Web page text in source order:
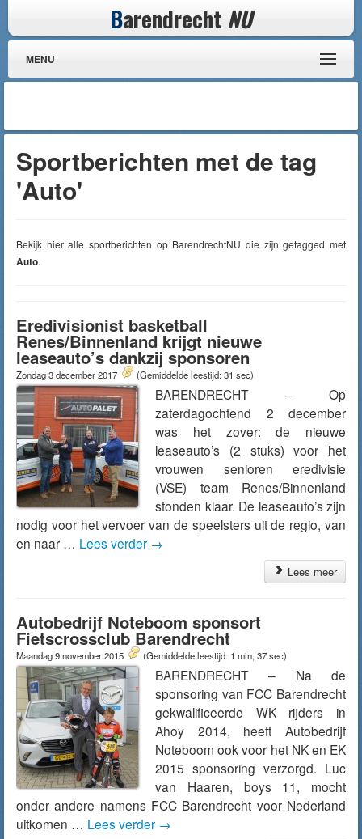
Barendrecht NU
MENU
Sportberichten met de tag
'Auto'
Bekijk hier alle sportberichten op BarendrechtNU die zijn getagged met
Auto.
Eredivisionist basketball
Renes/Binnenland krijgt nieuwe
leaseauto’s dankzij sponsoren
Zondag 3 december 2017 (Gemiddelde leestijd: 31 sec)
BARENDRECHT – Op
zaterdagochtend 2 december
was het zover: de nieuwe
leaseauto’s (2 stuks) voor het
vrouwen senioren eredivisie
(VSE) team Renes/Binnenland
stonden klaar. De leaseauto’s zijn
nodig voor het vervoer van de speelsters uit de regio, van
en naar … Lees verder →
Lees meer
Autobedrijf Noteboom sponsort
Fietscrossclub Barendrecht
Maandag 9 november 2015 (Gemiddelde leestijd: 1 min, 37 sec)
BARENDRECHT – Na de
sponsoring van FCC Barendrecht
gekwalificeerde WK rijders in
Ahoy 2014, heeft Autobedrijf
Noteboom ook voor het NK en EK
2015 sponsoring verzorgd. Luc
van Haaren, boys 11, mocht
onder andere namens FCC Barendrecht voor Nederland
uitkomen … Lees verder →